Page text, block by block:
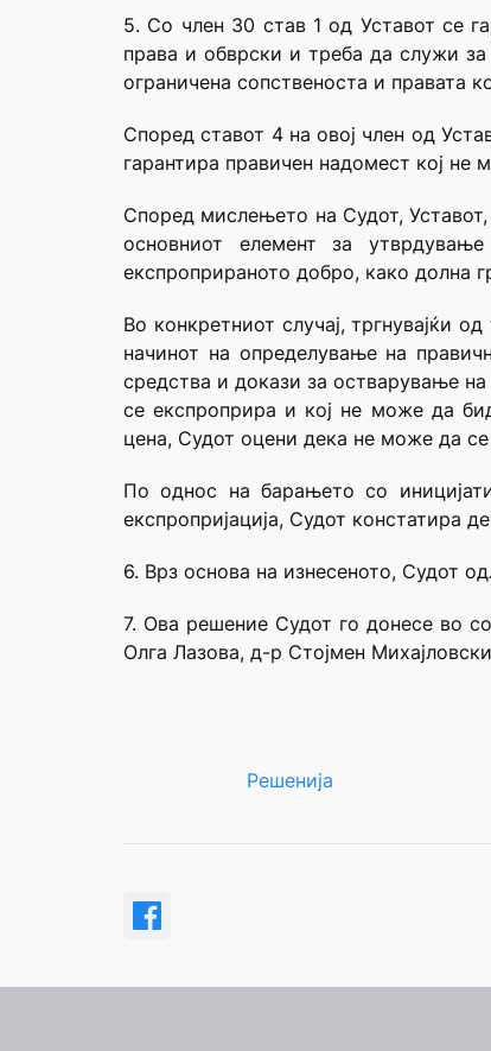
5. Со член 30 став 1 од Уставот се
права и обврски и треба да служи
ограничена сопственоста и правата
Според ставот 4 на овој член од
гарантира правичен надомест кој не
Според мислењето на Судот, Уставот,
основниот елемент за
експроприраното добро, како долна
Во конкретниот случај, тргнувајќи
начинот на определување на
средства и докази за остварување
се експроприра и кој не може да
цена, Судот оцени дека не може да
По однос на барањето со
експропријација, Судот констатира
6. Врз основа на изнесеното, Судот
7. Ова решение Судот го донесе во
Олга Лазова, д-р Стојмен
Решенија